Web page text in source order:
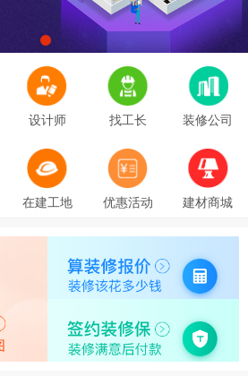
设计师 找工长 装修公司
在建工地 优惠活动 建材商城